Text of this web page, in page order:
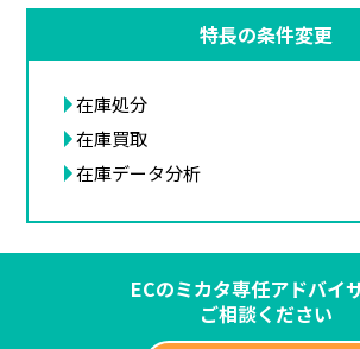
特長の条件変更
在庫処分
在庫買取
在庫データ分析
ECのミカタ専任アドバイ
ご相談ください